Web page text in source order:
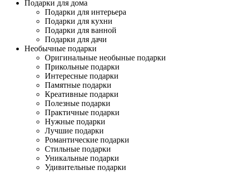
Подарки для дома
Подарки для интерьера
Подарки для кухни
Подарки для ванной
Подарки для дачи
Необычные подарки
Оригинальные необыные подарки
Прикольные подарки
Интересные подарки
Памятные подарки
Креативные подарки
Полезные подарки
Практичные подарки
Нужные подарки
Лучшие подарки
Романтические подарки
Стильные подарки
Уникальные подарки
Удивительные подарки